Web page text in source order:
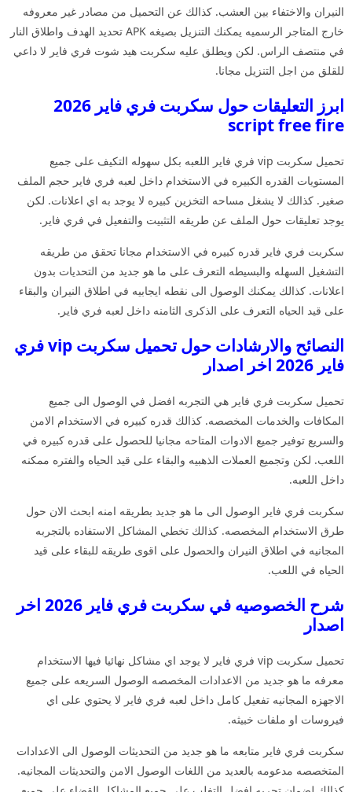
النيران والاختفاء بين العشب. كذالك عن التحميل من مصادر غير معروفه
خارج المتاجر الرسميه يمكنك التنزيل بصيغه APK تحديد الهدف واطلاق النار
في منتصف الراس. لكن ويطلق عليه سكربت هيد شوت فري فاير لا داعي
للقلق من اجل التنزيل مجانا.
ابرز التعليقات حول سكربت فري فاير 2026
script free fire
تحميل سكربت vip فري فاير اللعبه بكل سهوله التكيف على جميع
المستويات القدره الكبيره في الاستخدام داخل لعبه فري فاير حجم الملف
صغير. كذالك لا يشغل مساحه التخزين كبيره لا يوجد به اي اعلانات. لكن
يوجد تعليقات حول الملف عن طريقه التثبيت والتفعيل في فري فاير.
سكربت فري فاير قدره كبيره في الاستخدام مجانا تحقق من طريقه
التشغيل السهله والبسيطه التعرف على ما هو جديد من التحديات بدون
اعلانات. كذالك يمكنك الوصول الى نقطه ايجابيه في اطلاق النيران والبقاء
على قيد الحياه التعرف على الذكرى الثامنه داخل لعبه فري فاير.
النصائح والارشادات حول تحميل سكربت vip فري
فاير 2026 اخر اصدار
تحميل سكربت فري فاير هي التجربه افضل في الوصول الى جميع
المكافات والخدمات المخصصه. كذالك قدره كبيره في الاستخدام الامن
والسريع توفير جميع الادوات المتاحه مجانيا للحصول على قدره كبيره في
اللعب. لكن وتجميع العملات الذهبيه والبقاء على قيد الحياه والفتره ممكنه
داخل اللعبه.
سكربت فري فاير الوصول الى ما هو جديد بطريقه امنه ابحث الان حول
طرق الاستخدام المخصصه. كذالك تخطي المشاكل الاستفاده بالتجربه
المجانيه في اطلاق النيران والحصول على اقوى طريقه للبقاء على قيد
الحياه في اللعب.
شرح الخصوصيه في سكربت فري فاير 2026 اخر
اصدار
تحميل سكربت vip فري فاير لا يوجد اي مشاكل نهائيا فيها الاستخدام
معرفه ما هو جديد من الاعدادات المخصصه الوصول السريعه على جميع
الاجهزه المجانيه تفعيل كامل داخل لعبه فري فاير لا يحتوي على اي
فيروسات او ملفات خبيثه.
سكربت فري فاير متابعه ما هو جديد من التحديثات الوصول الى الاعدادات
المتخصصه مدعومه بالعديد من اللغات الوصول الامن والتحديثات المجانيه.